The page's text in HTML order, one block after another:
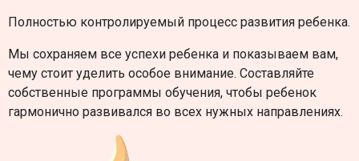
Полностью контролируемый процесс развития ребенка.
Мы сохраняем все успехи ребенка и показываем вам,
чему стоит уделить особое внимание. Составляйте
собственные программы обучения, чтобы ребенок
гармонично развивался во всех нужных направлениях.